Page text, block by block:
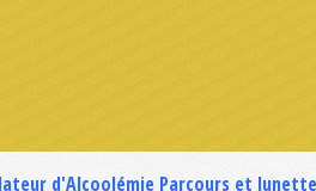
d'Alcoolémie Parcours et